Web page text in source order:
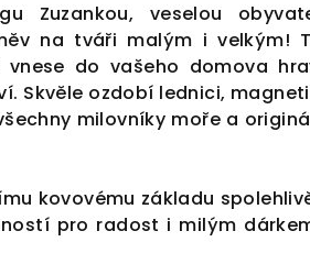
Zuzankou, veselou
na tváři malým i velkým!
do vašeho domova
Skvěle ozdobí lednici,
milovníky moře a
kovovému základu
pro radost i milým